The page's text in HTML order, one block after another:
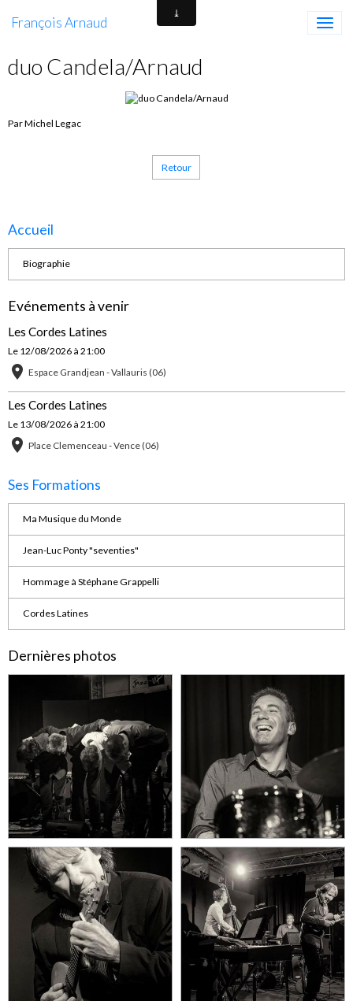
François Arnaud
duo Candela/Arnaud
Par Michel Legac
Retour
Accueil
Biographie
Evénements à venir
Les Cordes Latines
Le 12/08/2026 à 21:00
Espace Grandjean - Vallauris (06)
Les Cordes Latines
Le 13/08/2026 à 21:00
Place Clemenceau - Vence (06)
Ses Formations
Ma Musique du Monde
Jean-Luc Ponty "seventies"
Hommage à Stéphane Grappelli
Cordes Latines
Dernières photos